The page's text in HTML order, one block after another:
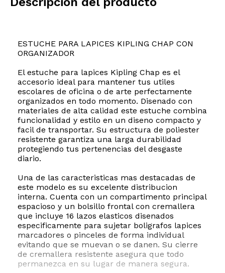
ESTUCHE PARA LAPICES KIPLING CHAP CON
ORGANIZADOR
El estuche para lapices Kipling Chap es el
accesorio ideal para mantener tus utiles
escolares de oficina o de arte perfectamente
organizados en todo momento. Disenado con
materiales de alta calidad este estuche combina
funcionalidad y estilo en un diseno compacto y
facil de transportar. Su estructura de poliester
resistente garantiza una larga durabilidad
protegiendo tus pertenencias del desgaste
diario.
Una de las caracteristicas mas destacadas de
este modelo es su excelente distribucion
interna. Cuenta con un compartimento principal
espacioso y un bolsillo frontal con cremallera
que incluye 16 lazos elasticos disenados
especificamente para sujetar boligrafos lapices
marcadores o pinceles de forma individual
evitando que se muevan o se danen. Su cierre
de cremallera resistente asegura que todo
permanezca en su lugar de manera segura.